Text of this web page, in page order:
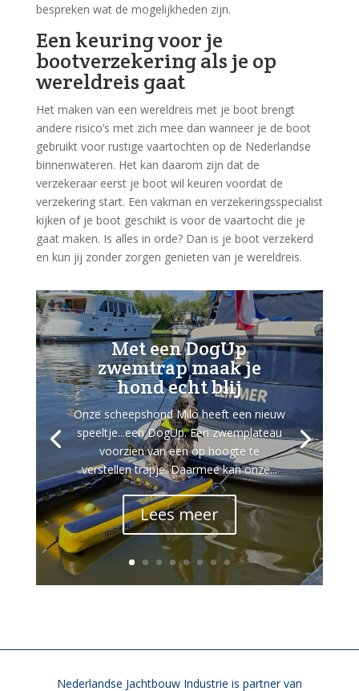
bespreken wat de mogelijkheden zijn.
Een keuring voor je
bootverzekering als je op
wereldreis gaat
Het maken van een wereldreis met je boot brengt
andere risico’s met zich mee dan wanneer je de boot
gebruikt voor rustige vaartochten op de Nederlandse
binnenwateren. Het kan daarom zijn dat de
verzekeraar eerst je boot wil keuren voordat de
verzekering start. Een vakman en verzekeringsspecialist
kijken of je boot geschikt is voor de vaartocht die je
gaat maken. Is alles in orde? Dan is je boot verzekerd
en kun jij zonder zorgen genieten van je wereldreis.
Met een DogUp
zwemtrap maak je
hond echt blij
Onze scheepshond Milo heeft een nieuw
speeltje...een DogUp. Een zwemplateau
voorzien van een op hoogte te
verstellen trapje. Daarmee kan onze...
Lees meer
Nederlandse Jachtbouw Industrie is partner van